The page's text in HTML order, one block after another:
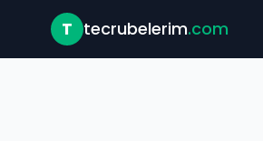
T tecrubelerim.com